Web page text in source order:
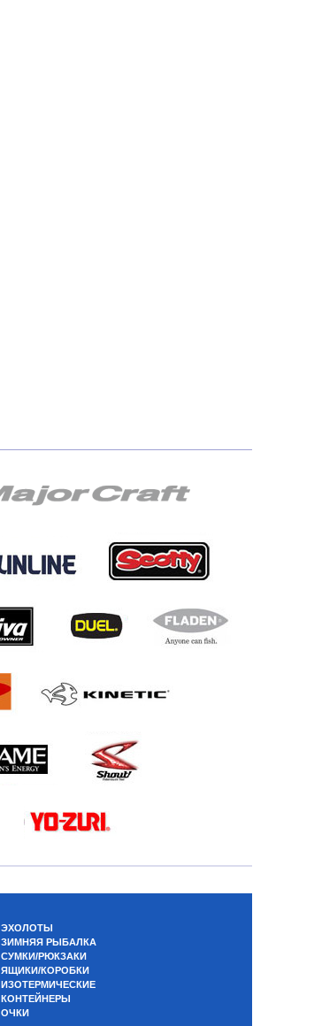
ЭХОЛОТЫ
ЗИМНЯЯ РЫБАЛКА
СУМКИ/РЮКЗАКИ
ЯЩИКИ/КОРОБКИ
ИЗОТЕРМИЧЕСКИЕ
КОНТЕЙНЕРЫ
ОЧКИ